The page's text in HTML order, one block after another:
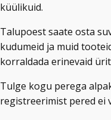
küülikuid.
Talupoest saate osta
kudumeid ja muid
korraldada erinevaid
Tulge kogu perega
registreerimist pered ei